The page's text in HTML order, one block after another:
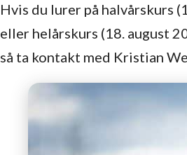
Hvis du lurer på halvårskurs
eller helårskurs (18. august
så ta kontakt med Kristian